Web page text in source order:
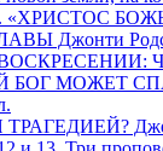
«ХРИСТОС
Джонти
МОЖЕТ